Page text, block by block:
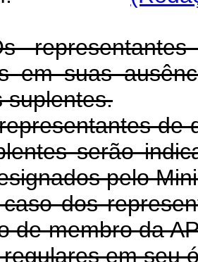
em suas
suplentes.
serão
pelo
dos
de membro da
em seu